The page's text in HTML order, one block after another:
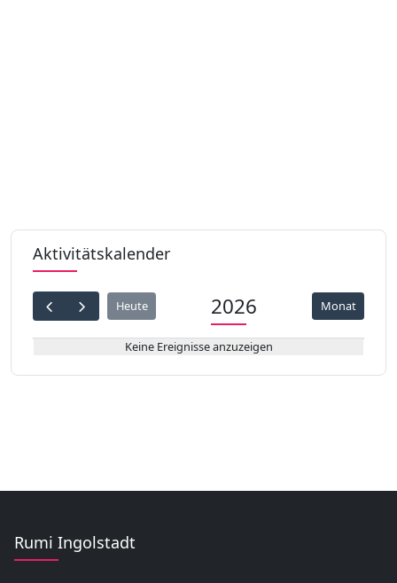
Aktivitätskalender
Rumi Ingolstadt